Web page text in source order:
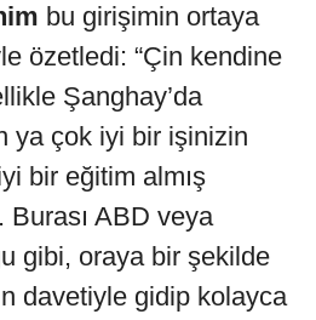
bu girişimin ortaya
özetledi: “Çin kendine
Şanghay’da
ya çok iyi bir işinizin
bir eğitim almış
Burası ABD veya
gibi, oraya bir şekilde
davetiyle gidip kolayca